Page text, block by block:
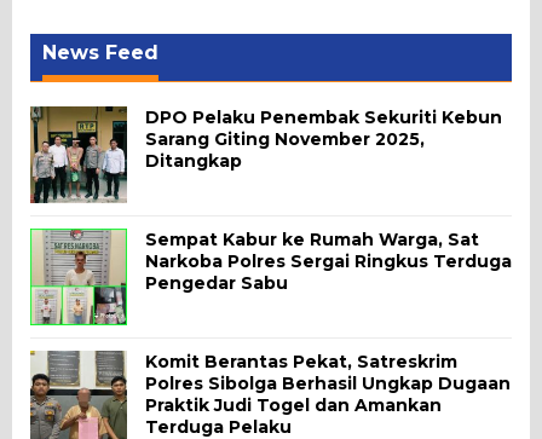
News Feed
DPO Pelaku Penembak Sekuriti Kebun
Sarang Giting November 2025,
Ditangkap
Sempat Kabur ke Rumah Warga, Sat
Narkoba Polres Sergai Ringkus Terduga
Pengedar Sabu
Komit Berantas Pekat, Satreskrim
Polres Sibolga Berhasil Ungkap Dugaan
Praktik Judi Togel dan Amankan
Terduga Pelaku